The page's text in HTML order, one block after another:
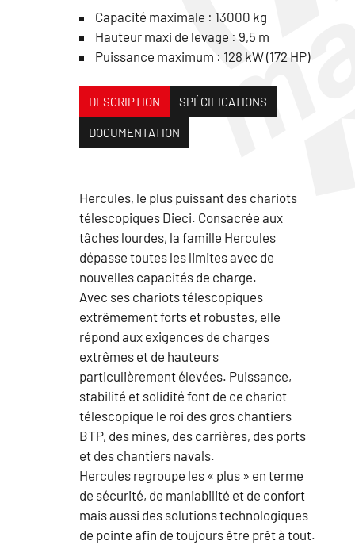
Capacité maximale : 13000 kg
Hauteur maxi de levage : 9,5 m
Puissance maximum : 128 kW (172 HP)
DESCRIPTION SPÉCIFICATIONS
DOCUMENTATION
Hercules, le plus puissant des chariots
télescopiques Dieci. Consacrée aux
tâches lourdes, la famille Hercules
dépasse toutes les limites avec de
nouvelles capacités de charge.
Avec ses chariots télescopiques
extrêmement forts et robustes, elle
répond aux exigences de charges
extrêmes et de hauteurs
particulièrement élevées. Puissance,
stabilité et solidité font de ce chariot
télescopique le roi des gros chantiers
BTP, des mines, des carrières, des ports
et des chantiers navals.
Hercules regroupe les « plus » en terme
de sécurité, de maniabilité et de confort
mais aussi des solutions technologiques
de pointe afin de toujours être prêt à tout.